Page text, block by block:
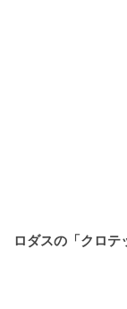
ロダスの「クロテ